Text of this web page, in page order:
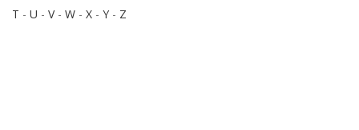
T - U - V- W - X - Y - Z